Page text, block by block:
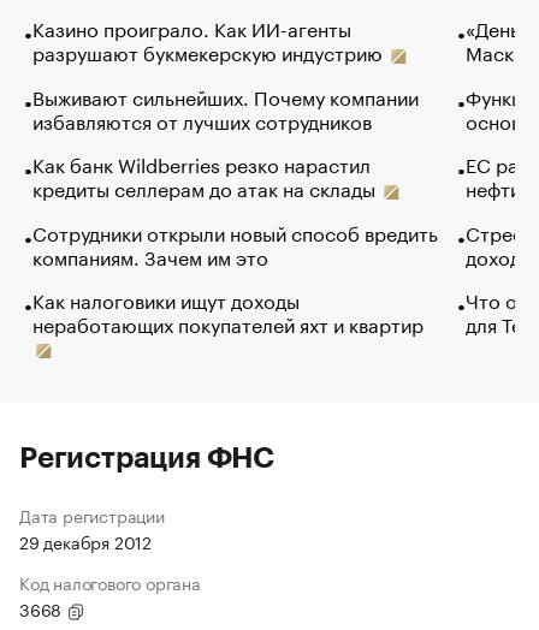
Казино проиграло. Как ИИ-агенты
разрушают букмекерскую индустрию
Выживают сильнейших. Почему компании
избавляются от лучших сотрудников
Как банк Wildberries резко нарастил
кредиты селлерам до атак на склады
Сотрудники открыли новый способ вредить
компаниям. Зачем им это
Как налоговики ищут доходы
неработающих покупателей яхт и квартир
Маск в
основ
ЕС
нефти
Что
для
Регистрация ФНС
Дата регистрации
29 декабря 2012
Код налогового органа
3668